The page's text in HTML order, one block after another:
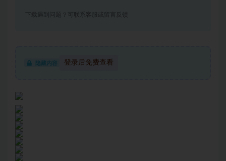
下载遇到问题？可联系客服或留言反馈
隐藏内容 登录后免费查看